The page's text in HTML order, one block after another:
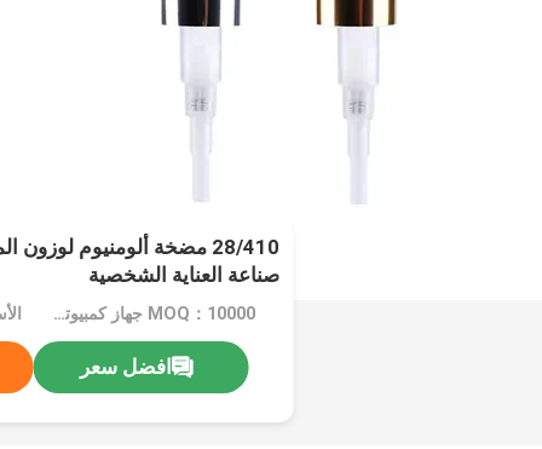
28/410 مضخة ألومنيوم
صناعة العناية الشخصية
MOQ：10000 جهاز كمبيوتر شخصى
افضل سعر